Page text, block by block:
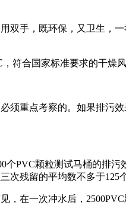
手，既环保，又卫生，
合国家标准要求的干燥
重点考察的。如果排污
颗粒测试马桶的排污
残留的平均数不多于125
在一次冲水后，